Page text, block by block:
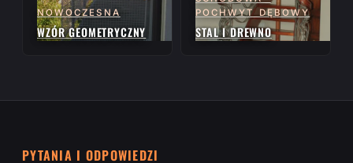
NOWOCZESNA
WZÓR GEOMETRYCZNY
POCHWYT DĘBOWY
STAL I DREWNO
PYTANIA I ODPOWIEDZI